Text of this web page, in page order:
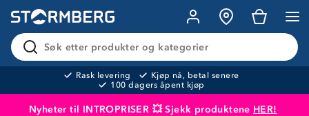
Søk etter produkter og kategorier
Rask levering
Kjøp nå, betal senere
100 dagers åpent kjøp
Nyheter til INTROPRISER 💥 Sjekk produktene HER!